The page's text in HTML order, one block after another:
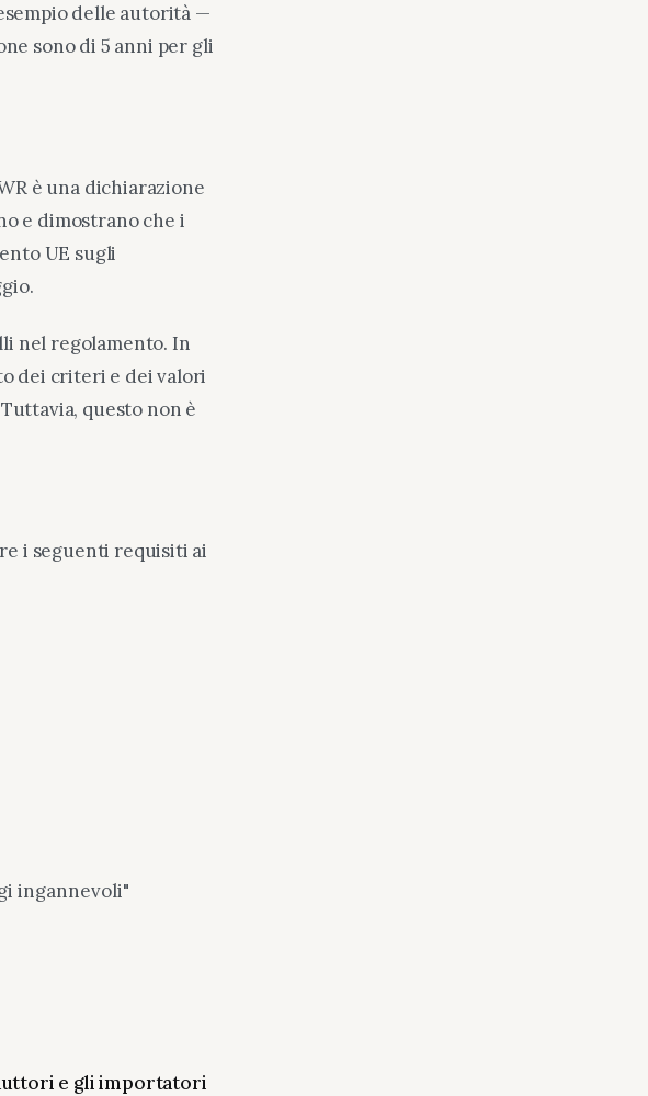
delle autorità —
sono di 5 anni per gli
è una dichiarazione
e dimostrano che i
UE sugli
nel regolamento. In
dei criteri e dei valori
questo non è
i seguenti requisiti ai
ingannevoli"
e gli importatori